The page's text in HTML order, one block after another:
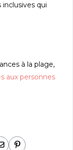
qui
à la plage,
aux personnes